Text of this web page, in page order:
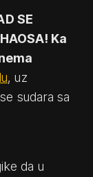
SE
Ka
, uz
sudara sa
da u